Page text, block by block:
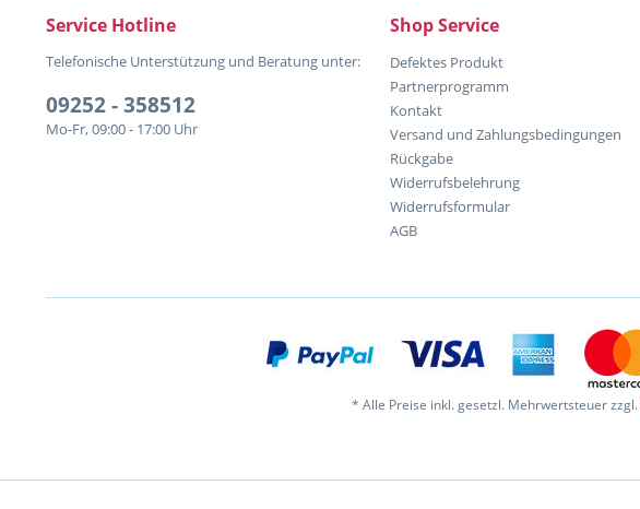
Service Hotline
Telefonische Unterstützung und Beratung unter:
09252 - 358512
Mo-Fr, 09:00 - 17:00 Uhr
Shop Service
Defektes Produkt
Partnerprogramm
Kontakt
Versand und Zahlungsbedingungen
Rückgabe
Widerrufsbelehrung
Widerrufsformular
AGB
* Alle Preise inkl. gesetzl. Mehrwertsteuer zzgl.